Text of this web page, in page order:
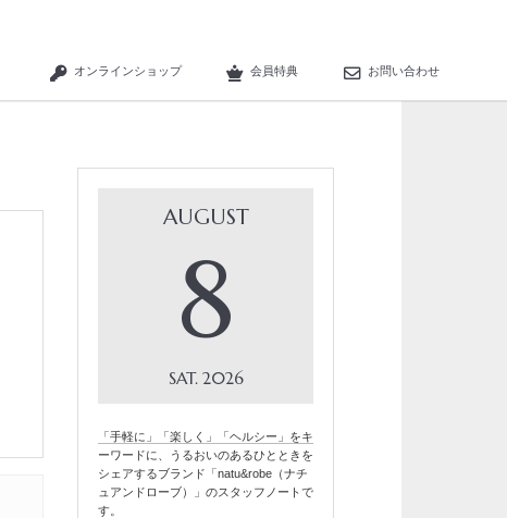
オンラインショップ 会員特典 お問い合わせ
AUGUST
8
SAT 2026
「手軽に」「楽しく」「ヘルシー」をキ
ーワードに、うるおいのあるひとときを
シェアするブランド「natu&robe（ナチ
ュアンドローブ）」のスタッフノートで
す。